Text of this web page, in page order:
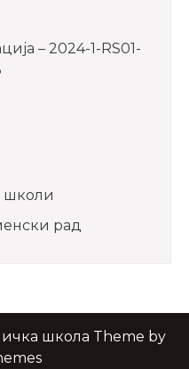
– 2024-1-RS01-
школи
рад
школа Theme by